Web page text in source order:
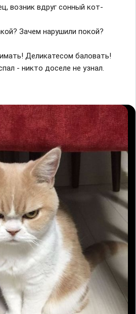
возник вдруг сонный кот-
Зачем нарушили покой?
Деликатесом баловать!
- никто доселе не узнал.